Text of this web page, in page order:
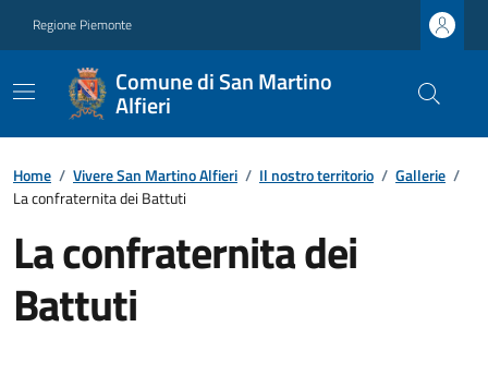
Regione Piemonte
Comune di San Martino
Alfieri
Home / Vivere San Martino Alfieri / Il nostro territorio / Gallerie /
La confraternita dei Battuti
La confraternita dei
Battuti